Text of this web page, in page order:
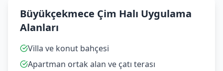
Büyükçekmece Çim Halı Uygulama
Alanları
Villa ve konut bahçesi
Apartman ortak alan ve çatı terası